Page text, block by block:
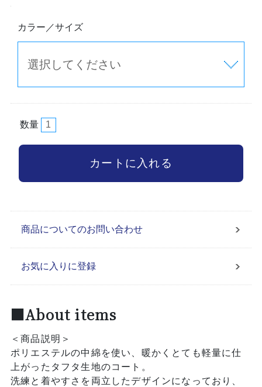
カラー／サイズ
数量
商品についてのお問い合わせ
お気に入りに登録
■About items
＜商品説明＞
ポリエステルの中綿を使い、暖かくとても軽量に仕
上がったタフタ生地のコート。
洗練と着やすさを両立したデザインになっており、